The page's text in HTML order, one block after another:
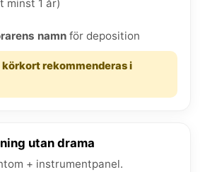
minst 1 år)
namn för deposition
rekommenderas i
utan drama
+ instrumentpanel.